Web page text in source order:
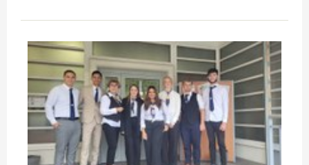
le
Professionnel
2023-
2024